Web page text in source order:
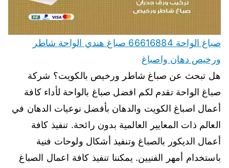
صباغ الواحة 66616884 صباغ هندي الواحة شاطر
ورخيص دهان واصباغ
هل تبحث عن صباغ شاطر ورخيص بالكويت؟ شركة
صباغ الواحة تقدم لكم افضل صباغ بالواحة لأداء كافة
أعمال اصباغ الكويت والدهان بأفضل نوعيات الدهان في
العالم ذات المعايير العالمية بدون رائحة. تنفيذ كافة
أعمال الديكور بالصباغ وتنفيذ أشكال ولوحات فنية
باستخدام أمهر الفنيين. يمكننا تنفيذ كافة اعمال الصباغ